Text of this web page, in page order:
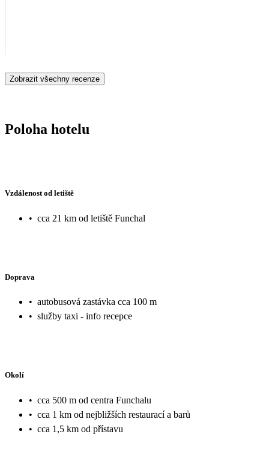
Zobrazit všechny recenze
Poloha hotelu
Vzdálenost od letiště
• cca 21 km od letiště Funchal
Doprava
• autobusová zastávka cca 100 m
• služby taxi - info recepce
Okolí
• cca 500 m od centra Funchalu
• cca 1 km od nejbližších restaurací a barů
• cca 1,5 km od přístavu